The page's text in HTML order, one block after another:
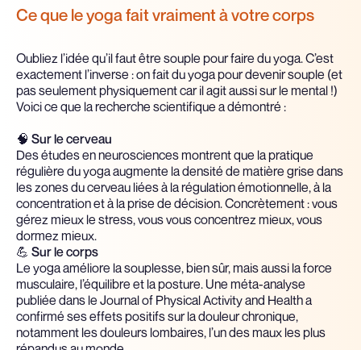
Ce que le yoga fait vraiment à votre corps
Oubliez l’idée qu’il faut être souple pour faire du yoga. C’est
exactement l’inverse : on fait du yoga pour devenir souple (et
pas seulement physiquement car il agit aussi sur le mental !)
Voici ce que la recherche scientifique a démontré :
🧠 Sur le cerveau
Des études en neurosciences montrent que la pratique
régulière du yoga augmente la densité de matière grise dans
les zones du cerveau liées à la régulation émotionnelle, à la
concentration et à la prise de décision. Concrètement : vous
gérez mieux le stress, vous vous concentrez mieux, vous
dormez mieux.
💪 Sur le corps
Le yoga améliore la souplesse, bien sûr, mais aussi la force
musculaire, l’équilibre et la posture. Une méta-analyse
publiée dans le Journal of Physical Activity and Health a
confirmé ses effets positifs sur la douleur chronique,
notamment les douleurs lombaires, l’un des maux les plus